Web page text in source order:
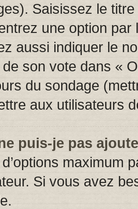
Saisissez le
une option
aussi indiquer le
son vote dans «
du sondage
aux utilisateurs
puis-je pas
maximum
Si vous avez